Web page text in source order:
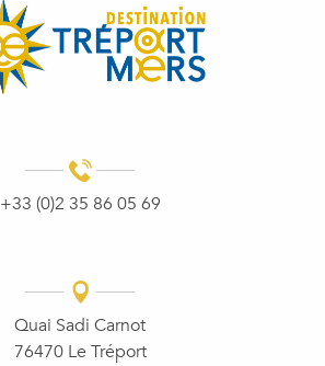
+33 (0)2 35 86 05 69
Quai Sadi Carnot
76470 Le Tréport